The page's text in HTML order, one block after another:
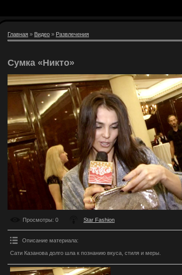
Главная » Видео » Развлечения
Сумка «Никто»
Просмотры: 0 Star Fashion
Описание материала:
Сати Казанова долго шла к познанию вкуса, стиля и меры.